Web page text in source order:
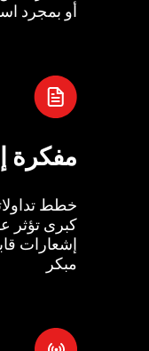
أو بمجرد
مفكرة
خطط
كبرى تؤثر
إشعارات
مبكر